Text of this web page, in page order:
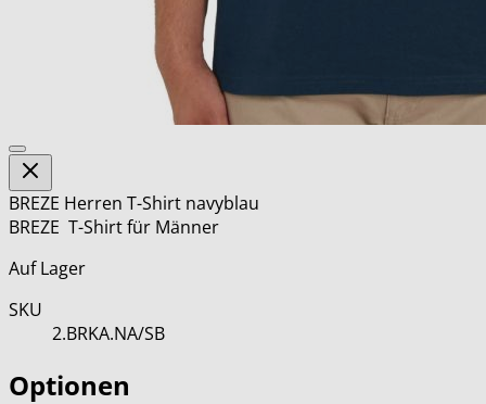
BREZE Herren T-Shirt navyblau
BREZE T-Shirt für Männer
Auf Lager
SKU
2.BRKA.NA/SB
Optionen